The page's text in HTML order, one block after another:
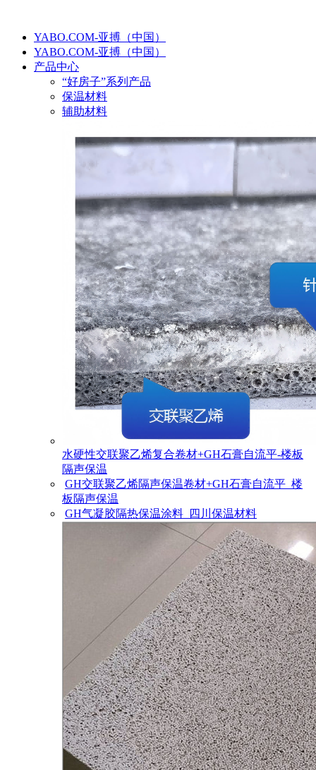
YABO.COM-亚搏（中国）
YABO.COM-亚搏（中国）
产品中心
“好房子”系列产品
保温材料
辅助材料
水硬性交联聚乙烯复合卷材+GH石膏自流平-楼板
隔声保温
GH交联聚乙烯隔声保温卷材+GH石膏自流平_楼
板隔声保温
GH气凝胶隔热保温涂料_四川保温材料